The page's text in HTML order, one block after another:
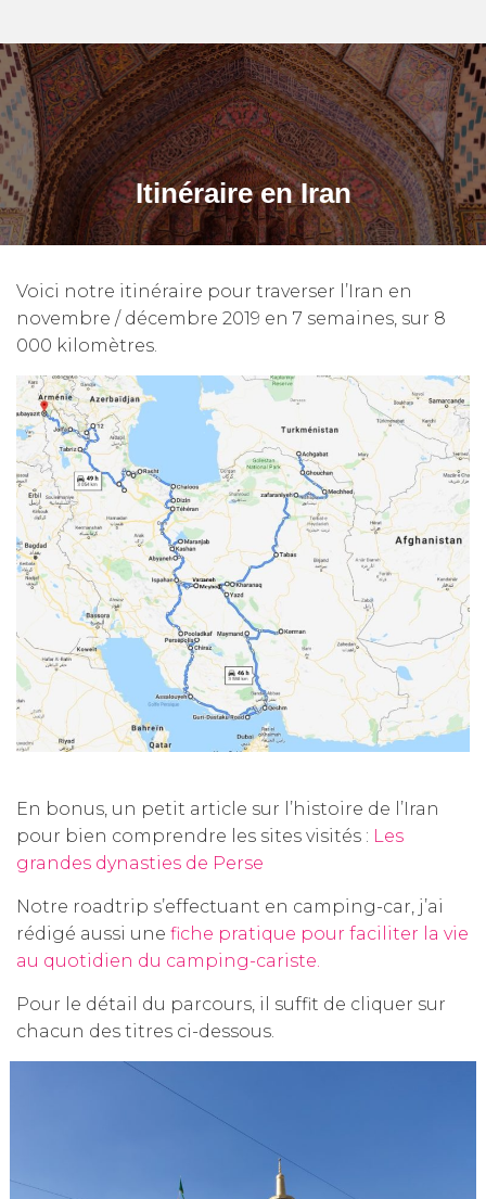
Itinéraire en Iran
Voici notre itinéraire pour traverser l’Iran en
novembre / décembre 2019 en 7 semaines, sur 8
000 kilomètres.
En bonus, un petit article sur l’histoire de l’Iran
pour bien comprendre les sites visités : Les
grandes dynasties de Perse
Notre roadtrip s’effectuant en camping-car, j’ai
rédigé aussi une fiche pratique pour faciliter la vie
au quotidien du camping-cariste.
Pour le détail du parcours, il suffit de cliquer sur
chacun des titres ci-dessous.